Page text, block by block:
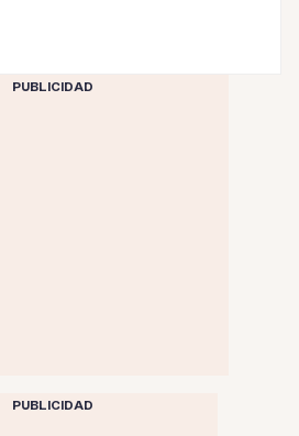
PUBLICIDAD
PUBLICIDAD